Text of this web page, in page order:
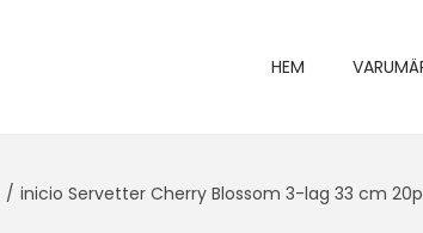
HEM
/ inicio Servetter Cherry Blossom 3-lag 33 cm 20p